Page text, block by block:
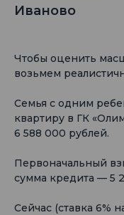
Иваново
Чтобы оценить
возьмем
Семья с одним
квартиру в ГК
6 588 000 рублей.
Первоначальный
сумма кредита — 5
Сейчас (ставка 6%